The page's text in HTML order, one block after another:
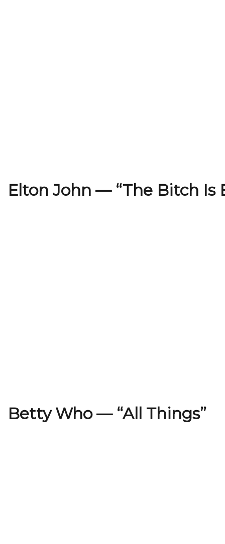
Elton John — “The Bitch Is
Betty Who — “All Things”